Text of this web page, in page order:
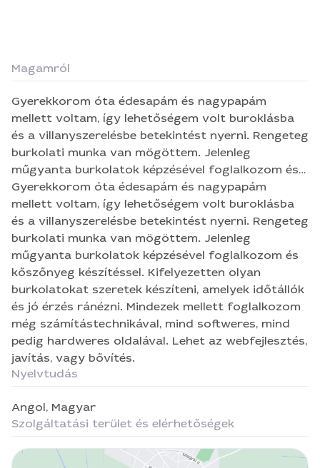
Magamról
Gyerekkorom óta édesapám és nagypapám
mellett voltam, így lehetőségem volt buroklásba
és a villanyszerelésbe betekintést nyerni. Rengeteg
burkolati munka van mögöttem. Jelenleg
műgyanta burkolatok képzésével foglalkozom és
kőszőnyeg készítéssel. Kifelyezetten olyan
burkolatokat szeretek készíteni, amelyek időtállók
és jó érzés ránézni. Mindezek mellett foglalkozom
még számítástechnikával, mind softweres, mind
pedig hardweres oldalával. Lehet az webfejlesztés,
javítás, vagy bővítés.
Gyerekkorom óta édesapám és nagypapám
mellett voltam, így lehetőségem volt buroklásba
és a villanyszerelésbe betekintést nyerni. Rengeteg
burkolati munka van mögöttem. Jelenleg
műgyanta burkolatok képzésével foglalkozom és
kőszőnyeg készítéssel. Kifelyezetten olyan
burkolatokat szeretek készíteni, amelyek időtállók
és jó érzés ránézni. Mindezek mellett foglalkozom
még számítástechnikával, mind softweres, mind
pedig hardweres oldalával. Lehet az webfejlesztés,
javítás, vagy bővítés.
Nyelvtudás
Angol, Magyar
Szolgáltatási terület és elérhetőségek